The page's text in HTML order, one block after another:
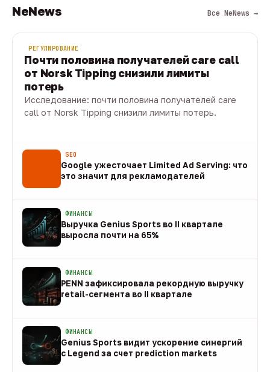
NeNews Все NeNews →
РЕГУЛИРОВАНИЕ
Почти половина получателей care call
от Norsk Tipping снизили лимиты
потерь
Исследование: почти половина получателей care
call от Norsk Tipping снизили лимиты потерь.
SEO
Google ужесточает Limited Ad Serving: что
это значит для рекламодателей
ФИНАНСЫ
Выручка Genius Sports во II квартале
выросла почти на 65%
ФИНАНСЫ
PENN зафиксировала рекордную выручку
retail-сегмента во II квартале
ФИНАНСЫ
Genius Sports видит ускорение синергий
с Legend за счет prediction markets